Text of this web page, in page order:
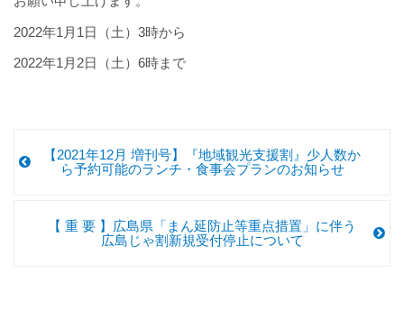
2022年1月1日（土）3時から
2022年1月2日（土）6時まで
【2021年12月 増刊号】『地域観光支援割』少人数か
ら予約可能のランチ・食事会プランのお知らせ
【 重 要 】広島県「まん延防止等重点措置」に伴う
広島じゃ割新規受付停止について